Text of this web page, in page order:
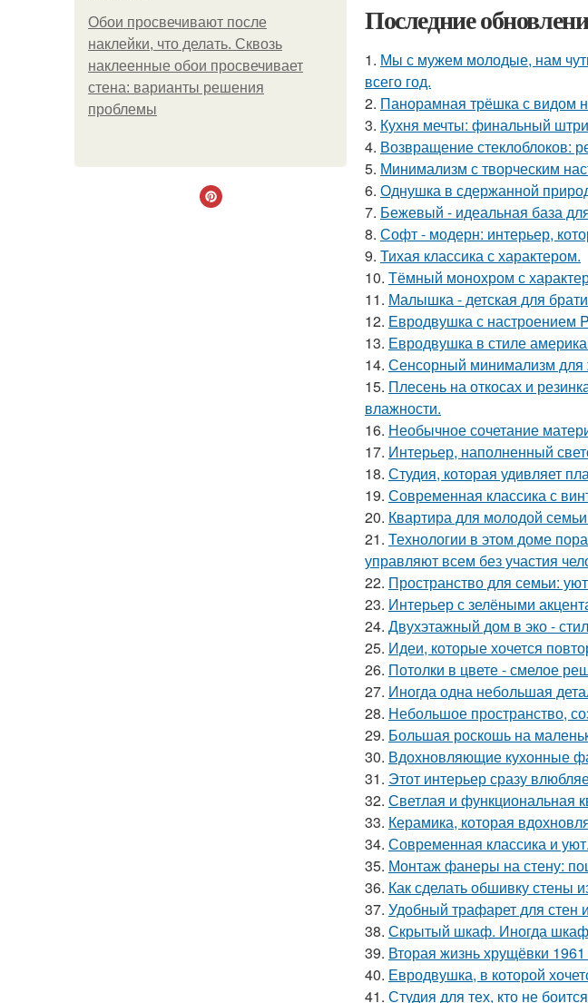
Обои просвечивают после
наклейки, что делать. Сквозь
наклеенные обои просвечивает
стена: варианты решения
проблемы
Последние
1. Мы с мужем молодые, нам
всего год.
2. Панорамная трёшка с видом
3. Кухня мечты: финальный
4. Возвращение стеклоблоков:
5. Минимализм с творческим
6. Однушка в сдержанной
7. Бежевый - идеальная база
8. Софт - модерн: интерьер,
9. Тихая классика с характером.
10. Тёмный монохром с
11. Малышка - детская для
12. Евродвушка с настроением
13. Евродвушка в стиле
14. Сенсорный минимализм для
15. Плесень на откосах и
влажности.
16. Необычное сочетание
17. Интерьер, наполненный
18. Студия, которая удивляет
19. Современная классика с
20. Квартира для молодой
21. Технологии в этом доме
управляют всем без участия
22. Пространство для семьи:
23. Интерьер с зелёными
24. Двухэтажный дом в эко -
25. Идеи, которые хочется
26. Потолки в цвете - смелое
27. Иногда одна небольшая
28. Небольшое пространство,
29. Большая роскошь на
30. Вдохновляющие кухонные
31. Этот интерьер сразу
32. Светлая и функциональная
33. Керамика, которая
34. Современная классика и уют.
35. Монтаж фанеры на стену:
36. Как сделать обшивку стены
37. Удобный трафарет для стен
38. Скрытый шкаф. Иногда шкаф
39. Вторая жизнь хрущёвки 1961
40. Евродвушка, в которой
41. Студия для тех, кто не